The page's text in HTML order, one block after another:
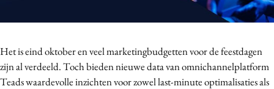
Data & Insights
Design
Digital transformation
Het is eind oktober en veel marketingbudgetten voor de feestdagen
zijn al verdeeld. Toch bieden nieuwe data van omnichannelplatform
Teads waardevolle inzichten voor zowel last-minute optimalisaties als